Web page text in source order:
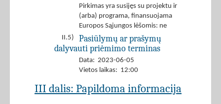
Pirkimas yra susijęs su projektu ir
(arba) programa, finansuojama
Europos Sąjungos lėšomis: ne
II.5)
Pasiūlymų ar prašymų
dalyvauti priėmimo terminas
Data: 2023-06-05
Vietos laikas: 12:00
III dalis: Papildoma informacija